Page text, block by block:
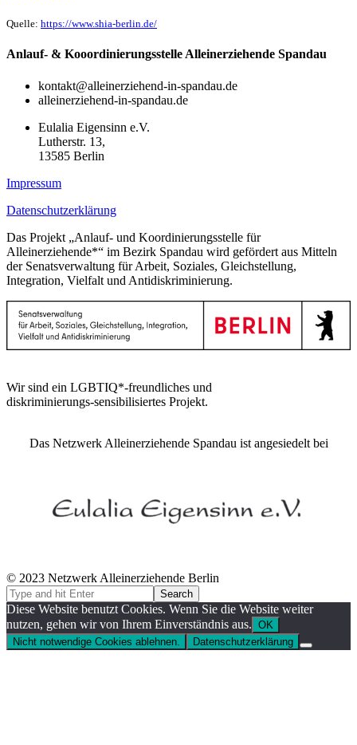
Quelle: https://www.shia-berlin.de/
Anlauf- & Kooordinierungsstelle Alleinerziehende Spandau
kontakt@alleinerziehend-in-spandau.de
alleinerziehend-in-spandau.de
Eulalia Eigensinn e.V.
Lutherstr. 13,
13585 Berlin
Impressum
Datenschutzerklärung
Das Projekt „Anlauf- und Koordinierungsstelle für
Alleinerziehende*“ im Bezirk Spandau wird gefördert aus Mitteln
der Senatsverwaltung für Arbeit, Soziales, Gleichstellung,
Integration, Vielfalt und Antidiskriminierung.
Wir sind ein LGBTIQ*-freundliches und
diskriminierungs-sensibilisiertes Projekt.
Das Netzwerk Alleinerziehende Spandau ist angesiedelt bei
© 2023 Netzwerk Alleinerziehende Berlin
Diese Website benutzt Cookies. Wenn Sie die Website weiter
nutzen, gehen wir von Ihrem Einverständnis aus. OK
Nicht notwendige Cookies ablehnen.
Datenschutzerklärung